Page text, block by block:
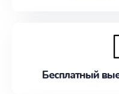
Бесплатный